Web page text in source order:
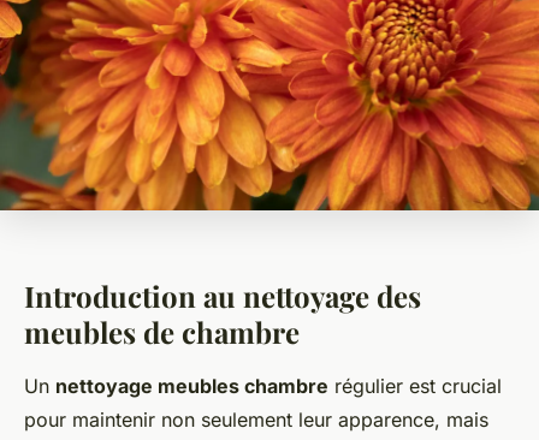
Introduction au nettoyage des
meubles de chambre
Un nettoyage meubles chambre régulier est crucial
pour maintenir non seulement leur apparence, mais